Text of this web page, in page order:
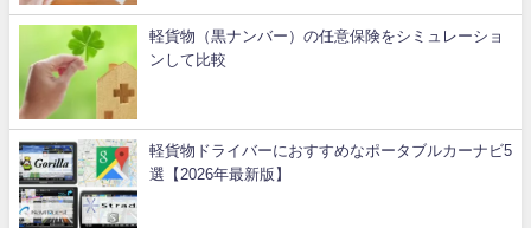
軽貨物（黒ナンバー）の任意保険をシミュレーショ
ンして比較
軽貨物ドライバーにおすすめなポータブルカーナビ5
選【2026年最新版】